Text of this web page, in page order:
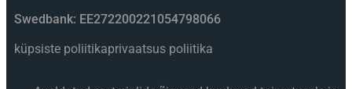
Swedbank: EE272200221054798066
küpsiste poliitikaprivaatsus poliitika